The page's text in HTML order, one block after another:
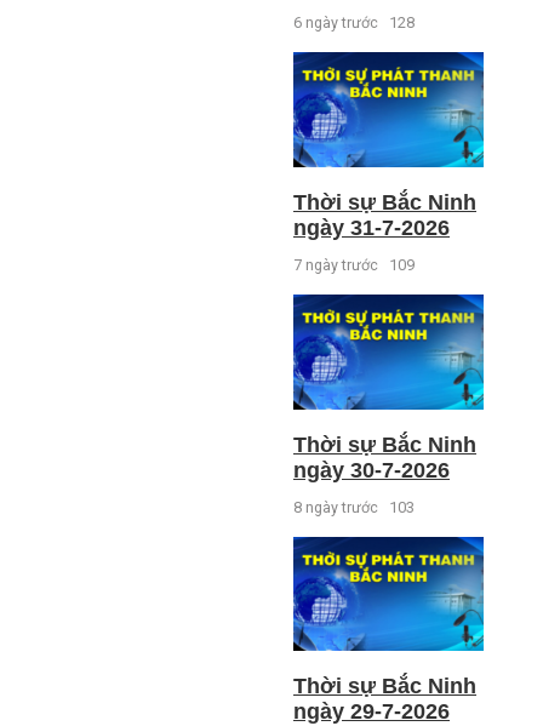
6 ngày trước 128
Thời sự Bắc Ninh
ngày 31-7-2026
7 ngày trước 109
Thời sự Bắc Ninh
ngày 30-7-2026
8 ngày trước 103
Thời sự Bắc Ninh
ngày 29-7-2026